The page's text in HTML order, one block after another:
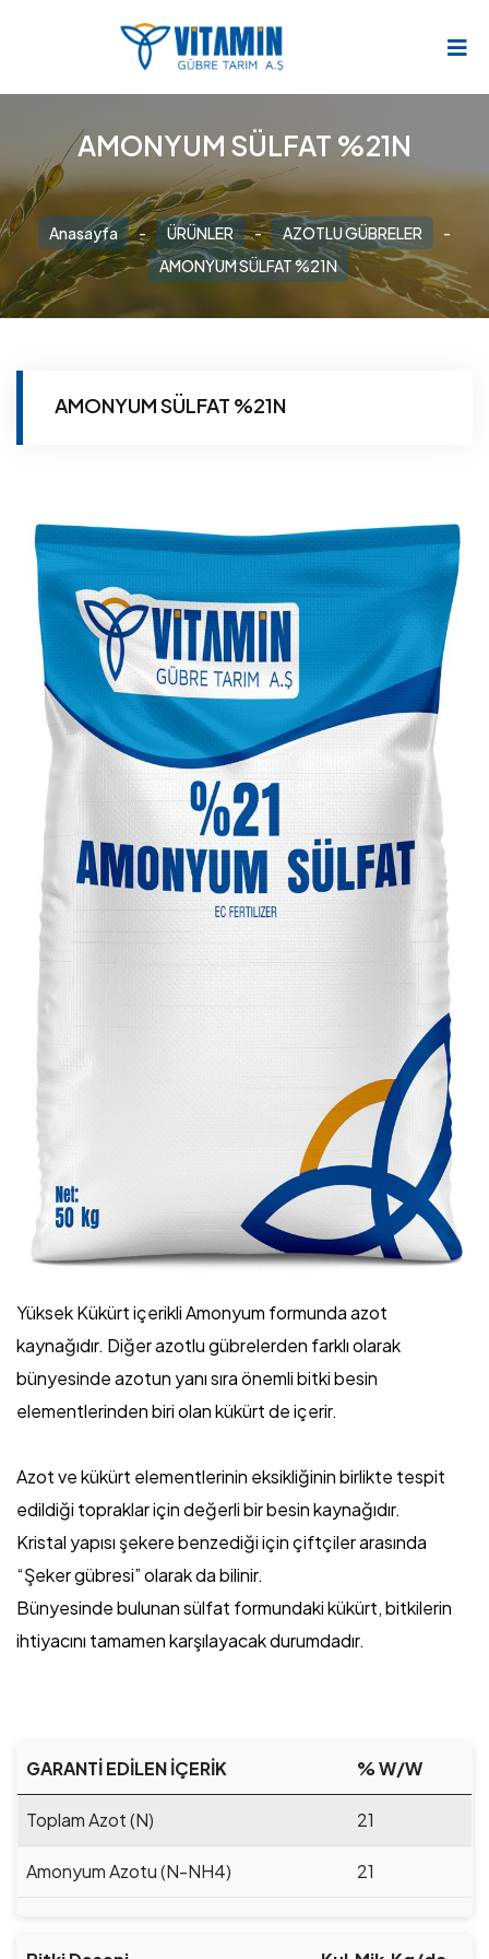
AMONYUM SÜLFAT %21N
Anasayfa - ÜRÜNLER - AZOTLU GÜBRELER
-
AMONYUM SÜLFAT %21N
AMONYUM SÜLFAT %21N
Yüksek Kükürt içerikli Amonyum formunda azot
kaynağıdır. Diğer azotlu gübrelerden farklı olarak
bünyesinde azotun yanı sıra önemli bitki besin
elementlerinden biri olan kükürt de içerir.
Azot ve kükürt elementlerinin eksikliğinin birlikte tespit
edildiği topraklar için değerli bir besin kaynağıdır.
Kristal yapısı şekere benzediği için çiftçiler arasında
“Şeker gübresi” olarak da bilinir.
Bünyesinde bulunan sülfat formundaki kükürt, bitkilerin
ihtiyacını tamamen karşılayacak durumdadır.
GARANTİ EDİLEN İÇERİK % W/W
Toplam Azot (N) 21
Amonyum Azotu (N-NH4) 21